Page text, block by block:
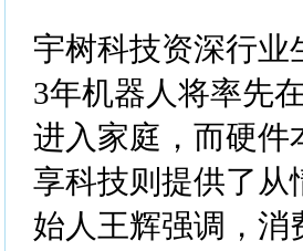
宇树科技资深行
3年机器人将率先
进入家庭，而硬件
享科技则提供了从
始人王辉强调，消